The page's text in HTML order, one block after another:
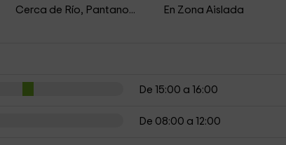
Cerca de Río, Pantano...
En Zona Aislada
De 15:00 a 16:00
De 08:00 a 12:00